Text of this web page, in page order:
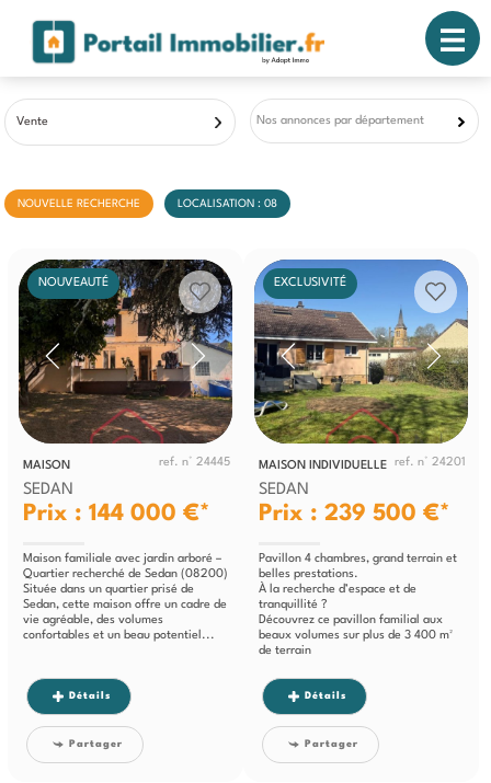
Vente Nos annonces par département
NOUVELLE RECHERCHE LOCALISATION : 08
NOUVEAUTÉ
MAISON ref. n° 24445
SEDAN
Prix : 144 000 €*
Maison familiale avec jardin arboré –
Quartier recherché de Sedan (08200)
Située dans un quartier prisé de
Sedan, cette maison offre un cadre de
vie agréable, des volumes
confortables et un beau potentiel...
Détails
Partager
EXCLUSIVITÉ
MAISON INDIVIDUELLE ref. n° 24201
SEDAN
Prix : 239 500 €*
Pavillon 4 chambres, grand terrain et
belles prestations.
À la recherche d’espace et de
tranquillité ?
Découvrez ce pavillon familial aux
beaux volumes sur plus de 3 400 m²
de terrain
Situé dans un...
Détails
Partager